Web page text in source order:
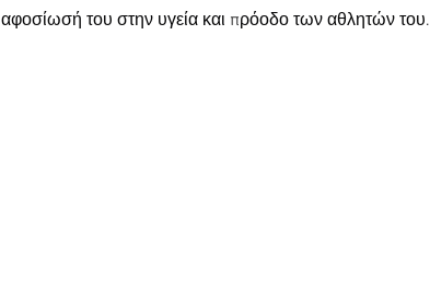
αφοσίωσή του στην υγεία και πρόοδο των αθλητών του.